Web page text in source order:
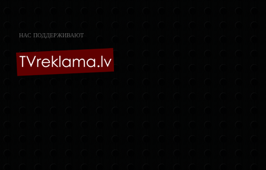
НАС ПОДДЕРЖИВАЮТ